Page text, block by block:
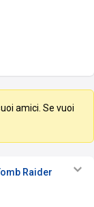
amici. Se vuoi
Raider